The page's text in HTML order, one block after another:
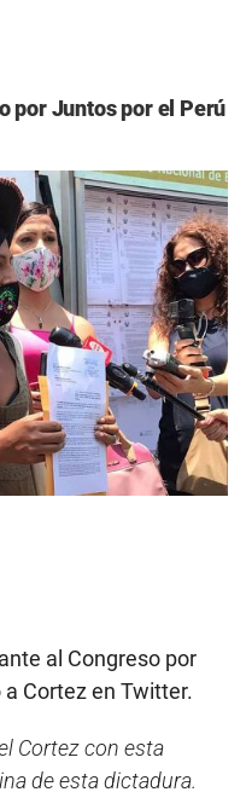
por Juntos por el Perú
al Congreso por
Cortez en Twitter.
Cortez con esta
de esta dictadura.